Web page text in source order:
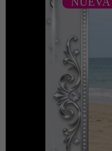
LEYDI
Platinum
nuestro
nivel de